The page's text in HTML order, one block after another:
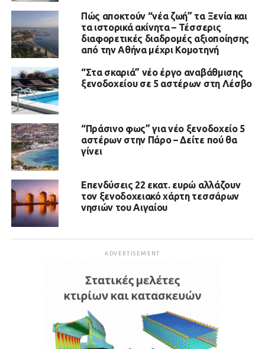
Πώς αποκτούν “νέα ζωή” τα Ξενία και
τα ιστορικά ακίνητα – Τέσσερις
διαφορετικές διαδρομές αξιοποίησης
από την Αθήνα μέχρι Κομοτηνή
“Στα σκαριά” νέο έργο αναβάθμισης
ξενοδοχείου σε 5 αστέρων στη Λέσβο
“Πράσινο φως” για νέο ξενοδοχείο 5
αστέρων στην Πάρο – Δείτε πού θα
γίνει
Επενδύσεις 22 εκατ. ευρώ αλλάζουν
τον ξενοδοχειακό χάρτη τεσσάρων
νησιών του Αιγαίου
ADVERTISEMENT